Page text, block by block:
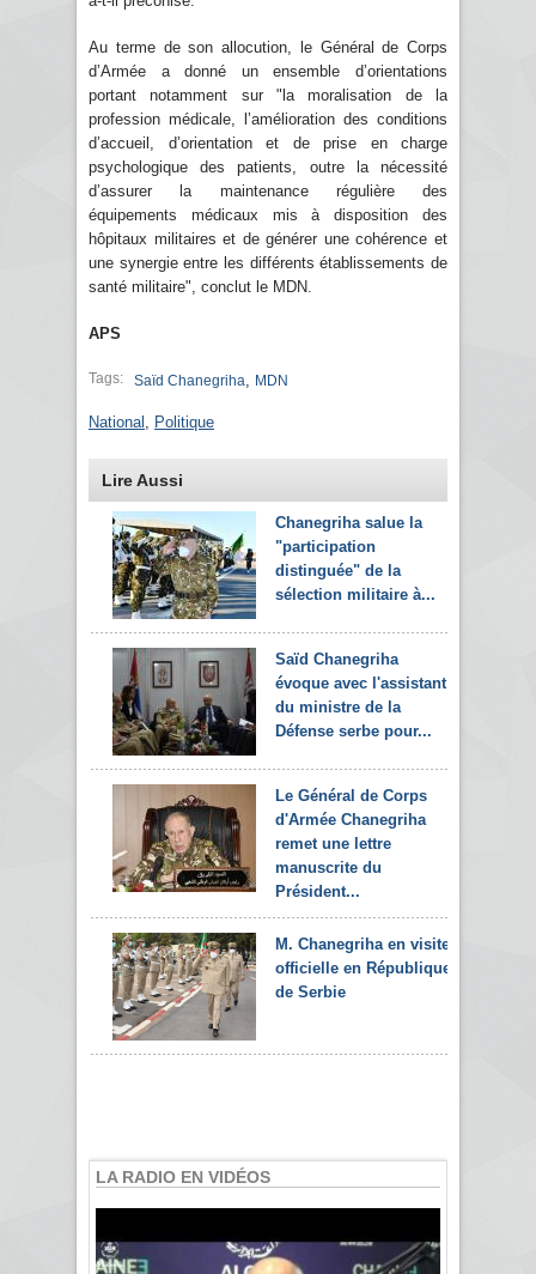
Au terme de son allocution, le Général de Corps
d’Armée a donné un ensemble d’orientations
portant notamment sur "la moralisation de la
profession médicale, l’amélioration des conditions
d’accueil, d’orientation et de prise en charge
psychologique des patients, outre la nécessité
d’assurer la maintenance régulière des
équipements médicaux mis à disposition des
hôpitaux militaires et de générer une cohérence et
une synergie entre les différents établissements de
santé militaire", conclut le MDN.
APS
Tags: Saïd Chanegriha MDN
National Politique
Lire Aussi
Chanegriha salue la
"participation
distinguée" de la
sélection militaire à...
Saïd Chanegriha
évoque avec l'assistant
du ministre de la
Défense serbe pour...
Le Général de Corps
d'Armée Chanegriha
remet une lettre
manuscrite du
Président...
M. Chanegriha en visite
officielle en République
de Serbie
LA RADIO EN VIDÉOS